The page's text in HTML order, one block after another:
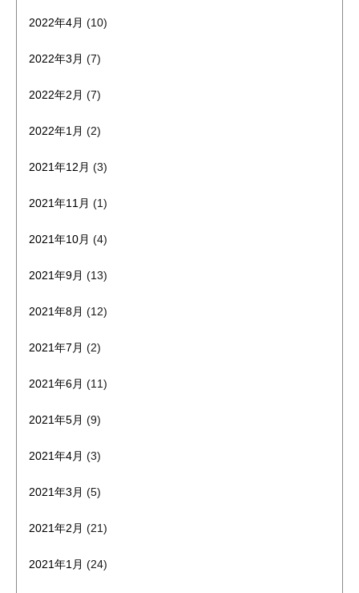
2022年4月 (10)
2022年3月 (7)
2022年2月 (7)
2022年1月 (2)
2021年12月 (3)
2021年11月 (1)
2021年10月 (4)
2021年9月 (13)
2021年8月 (12)
2021年7月 (2)
2021年6月 (11)
2021年5月 (9)
2021年4月 (3)
2021年3月 (5)
2021年2月 (21)
2021年1月 (24)